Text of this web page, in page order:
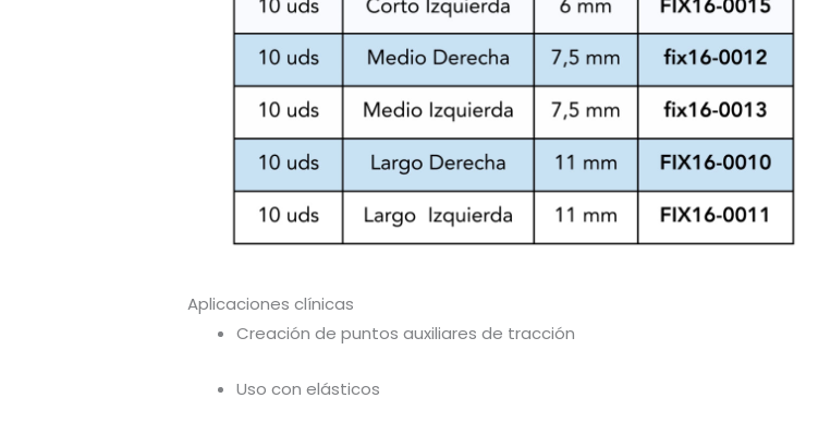
Aplicaciones clínicas
Creación de puntos auxiliares de tracción
Uso con elásticos